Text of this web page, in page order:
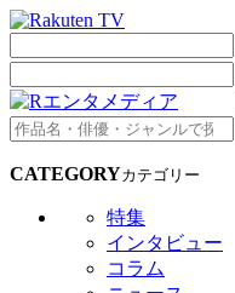
CATEGORYカテゴリー
特集
インタビュー
コラム